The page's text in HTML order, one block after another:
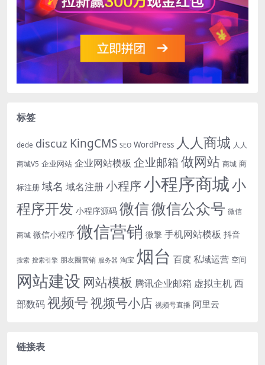
标签
dede discuz KingCMS SEO WordPress 人人商城 人人
商城V5 企业网站 企业网站模板 企业邮箱 做网站 商城 商
标注册 域名 域名注册小程序小程序商城小
程序开发 小程序源码 微信微信公众号 微信
商城 微信小程序 微信营销 微擎 手机网站模板 抖音
搜索 搜索引擎 朋友圈营销 服务器 淘宝 烟台 百度 私域运营 空间
网站建设 网站模板 腾讯企业邮箱 虚拟主机西
部数码视频号视频号小店 视频号直播 阿里云
链接表